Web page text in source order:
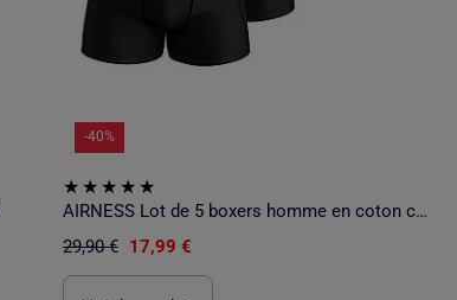
-40%
AIRNESS Lot de 5 boxers homme en coton ceintures colorées Starter Airness
29,90 € 17,99 €